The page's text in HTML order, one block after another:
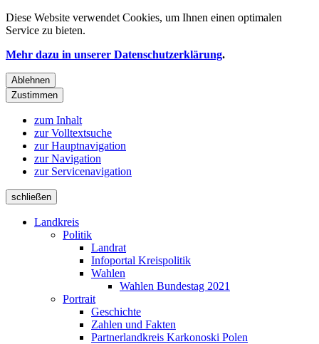
Diese Website verwendet Cookies, um Ihnen einen optimalen
Service zu bieten.
Mehr dazu in unserer Datenschutzerklärung.
Ablehnen
Zustimmen
zum Inhalt
zur Volltextsuche
zur Hauptnavigation
zur Navigation
zur Servicenavigation
schließen
Landkreis
Politik
Landrat
Infoportal Kreispolitik
Wahlen
Wahlen Bundestag 2021
Portrait
Geschichte
Zahlen und Fakten
Partnerlandkreis Karkonoski Polen